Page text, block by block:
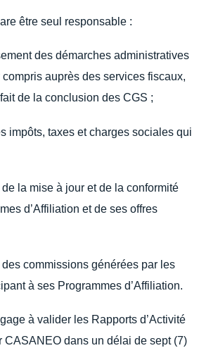
être seul responsable :
des démarches administratives
compris auprès des services fiscaux,
de la conclusion des CGS ;
impôts, taxes et charges sociales qui
la mise à jour et de la conformité
d’Affiliation et de ses offres
commissions générées par les
à ses Programmes d’Affiliation.
à valider les Rapports d’Activité
CASANEO dans un délai de sept (7)